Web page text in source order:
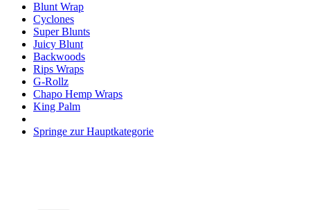
Blunt Wrap
Cyclones
Super Blunts
Juicy Blunt
Backwoods
Rips Wraps
G-Rollz
Chapo Hemp Wraps
King Palm
Springe zur Hauptkategorie